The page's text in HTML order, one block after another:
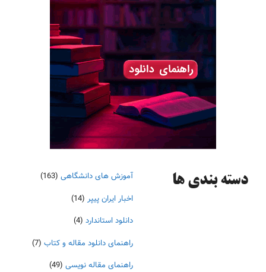
دسته‌ بندی ها آموزش های دانشگاهی (163)
اخبار ایران پیپر (14)
دانلود استاندارد (4)
راهنمای دانلود مقاله و کتاب (7)
راهنمای مقاله نویسی (49)